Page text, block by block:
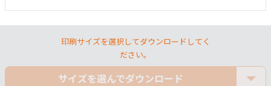
印刷サイズを選択してダウンロードしてく
ださい。
サイズを選んでダウンロード